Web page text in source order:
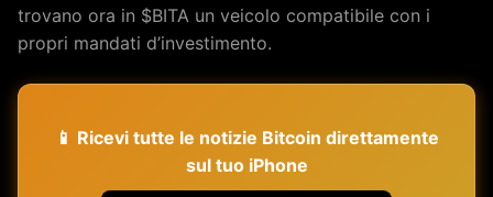
trovano ora in $BITA un veicolo compatibile con i
propri mandati d’investimento.
📱 Ricevi tutte le notizie Bitcoin direttamente
sul tuo iPhone